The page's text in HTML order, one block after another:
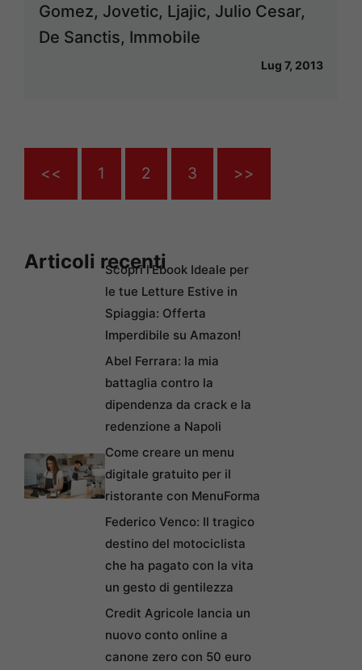
Gomez, Jovetic, Ljajic, Julio Cesar,
De Sanctis, Immobile
Lug 7, 2013
<< 1 2 3 >>
Articoli recentiScopri l’Ebook Ideale per
le tue Letture Estive in
Spiaggia: Offerta
Imperdibile su Amazon!
Abel Ferrara: la mia
battaglia contro la
dipendenza da crack e la
redenzione a Napoli
Come creare un menu
digitale gratuito per il
ristorante con MenuForma
Federico Venco: Il tragico
destino del motociclista
che ha pagato con la vita
un gesto di gentilezza
Credit Agricole lancia un
nuovo conto online a
canone zero con 50 euro